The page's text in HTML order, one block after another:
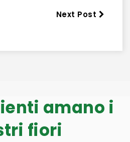
Next Post
amano i
fiori